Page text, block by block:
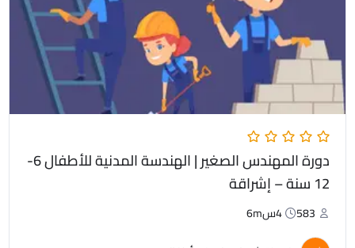
دورة المهندس الصغير | الهندسة المدنية للأطفال 6-
12 سنة – إشراقة
583
4س6m